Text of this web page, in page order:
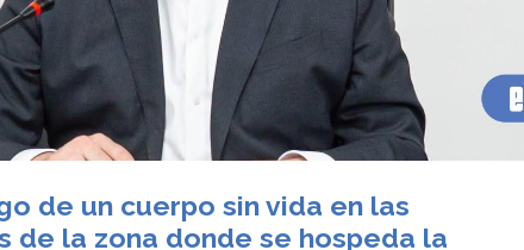
de un cuerpo sin vida en las
de la zona donde se hospeda la